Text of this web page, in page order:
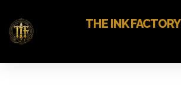
THE INK FACTORY